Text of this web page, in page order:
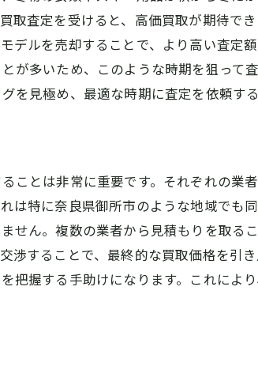
査定士の資格や経験をチェック
無料査定の利用方法と注意点
トラブルを避けるための事前確認事項
市での査定前に知っておくべき買取の基
状態評価の重要性と仕方
買取価格に影響する要素
買取の流れと手続きの基本
査定後の対応と取引の進め方
大吉が解説する御所市で高価買取を受け
取査定を受けると、高価買取が期待で
デルを売却することで、より高い査定
が多いため、このような時期を狙って
を見極め、最適な時期に査定を依頼する
ことは非常に重要です。それぞれの業
は特に奈良県御所市のような地域でも
せん。複数の業者から見積もりを取る
渉することで、最終的な買取価格を引
把握する手助けになります。これによ